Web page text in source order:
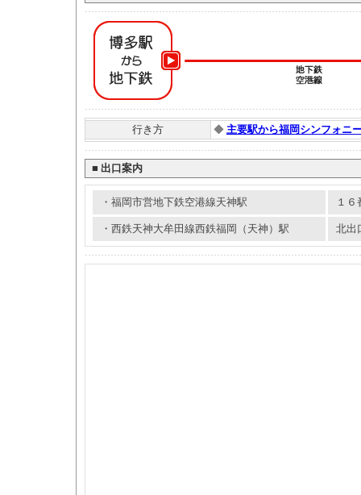
行き方 ◆ 主要駅から福岡シンフォニ
■ 出口案内
・福岡市営地下鉄空港線天神駅 １６
・西鉄天神大牟田線西鉄福岡（天神）駅 北出